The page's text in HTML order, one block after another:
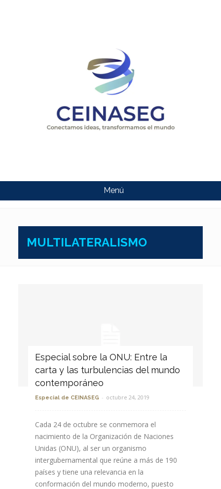
CEINASEG
Menú
MULTILATERALISMO
Especial sobre la ONU: Entre la
carta y las turbulencias del mundo
contemporáneo
Especial de CEINASEG - octubre 24, 2019
Cada 24 de octubre se conmemora el
nacimiento de la Organización de Naciones
Unidas (ONU), al ser un organismo
intergubernamental que reúne a más de 190
países y tiene una relevancia en la
conformación del mundo moderno, puesto